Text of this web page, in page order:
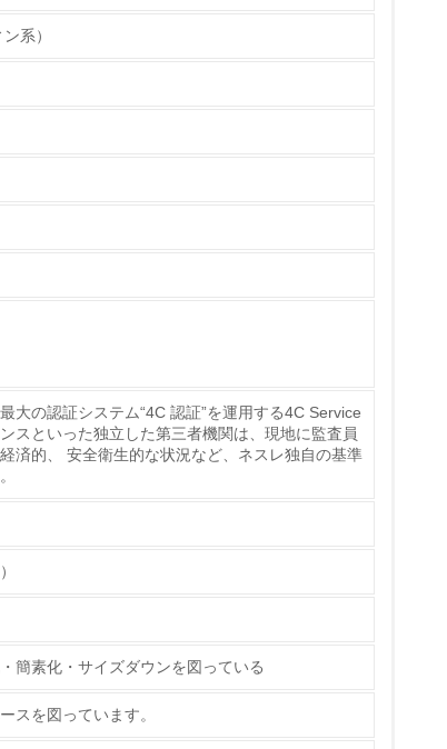
、実践している
チェック
削減の取り組みを行っている
てている
売
系）
大の認証システム“4C 認証”を運用する4C Service
スといった独立した第三者機関は、現地に監査員
済的、 安全衛生的な状況など、ネスレ独自の基準
簡素化・サイズダウンを図っている
スを図っています。